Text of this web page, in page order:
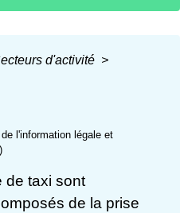
d'activité >
l'information légale et
de taxi sont
de la prise